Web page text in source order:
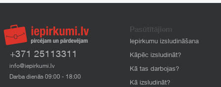
+371 25113311
info@iepirkumi.lv
Darba dienās 09:00 - 18:00
Pasūtītājiem
Iepirkumu izsludināšana
Kāpēc izsludināt?
Kā tas darbojas?
Kā izsludināt?